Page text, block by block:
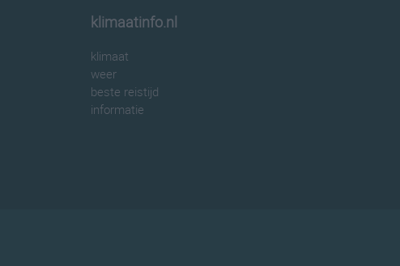
klimaatinfo.nl
klimaat
weer
beste reistijd
informatie